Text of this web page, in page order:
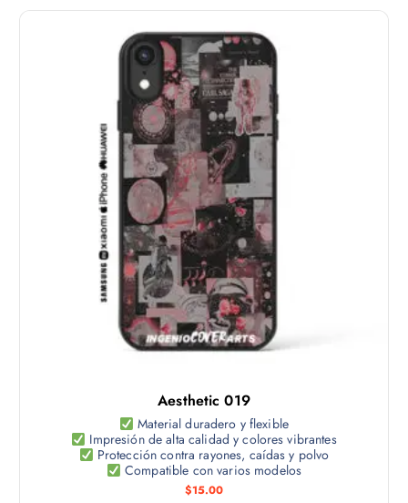
g
i
r
e
n
p
á
g
i
n
a
d
e
p
r
d
c
t
o
a
n
t
e
s
L
a
s
o
p
c
i
o
n
e
s
p
u
e
d
e
p
r
o
d
u
c
o
t
i
e
n
e
m
ú
i
p
l
e
s
Aesthetic 019
Material duradero y flexible
Impresión de alta calidad y colores vibrantes
Protección contra rayones, caídas y polvo
Compatible con varios modelos
$15.00